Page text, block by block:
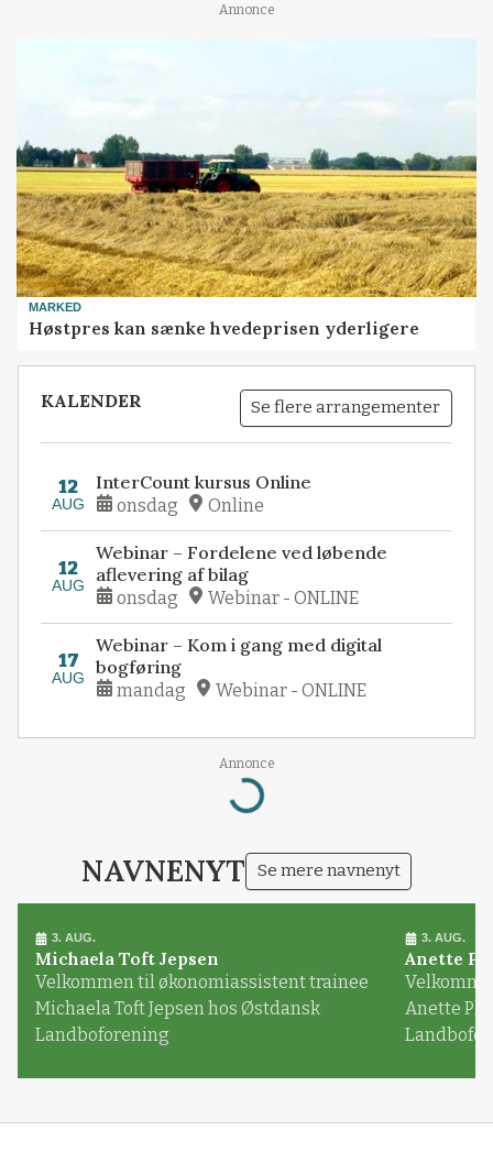
Annonce
MARKED
Høstpres kan sænke hvedeprisen yderligere
KALENDER Se flere arrangementer
12
AUG
InterCount kursus Online
onsdag Online
12
AUG
Webinar – Fordelene ved løbende
aflevering af bilag
onsdag Webinar - ONLINE
17
AUG
Webinar – Kom i gang med digital
bogføring
mandag Webinar - ONLINE
Annonce
Loading...
NAVNENYT Se mere navnenyt
3. AUG.
Michaela Toft Jepsen
Velkommen til økonomiassistent trainee
Michaela Toft Jepsen hos Østdansk
Landboforening
3. AUG.
Anette
Anette